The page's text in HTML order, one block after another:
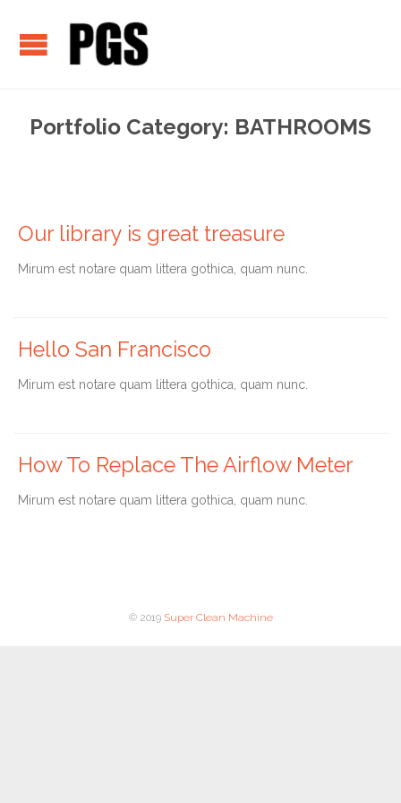
Portfolio Category: BATHROOMS
Our library is great treasure
Мirum est notare quam littera gothica, quam nunc.
Hello San Francisco
Мirum est notare quam littera gothica, quam nunc.
How To Replace The Airflow Meter
Мirum est notare quam littera gothica, quam nunc.
© 2019 Super Clean Machine